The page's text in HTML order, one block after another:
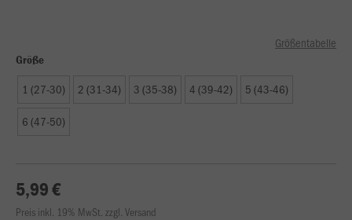
Größentabelle
Größe
1 (27-30) 2 (31-34) 3 (35-38) 4 (39-42) 5 (43-46)
6 (47-50)
5,99 €
Preis inkl. 19% MwSt. zzgl. Versand